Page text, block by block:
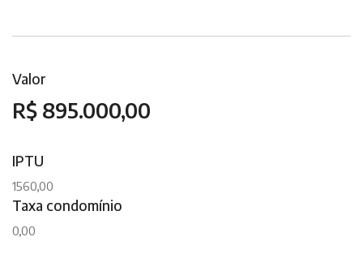
Valor
R$ 895.000,00
IPTU
1560,00
Taxa condomínio
0,00